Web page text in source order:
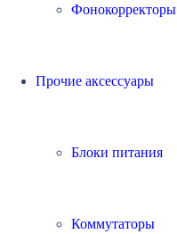
Фонокорректоры
Прочие аксессуары
Блоки питания
Коммутаторы